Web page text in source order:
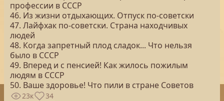
профессии в СССР
46. Из жизни отдыхающих. Отпуск по-советски
47. Лайфхак по-советски. Страна находчивых
людей
48. Когда запретный плод сладок... Что нельзя
было в СССР
49. Вперед и с пенсией! Как жилось пожилым
людям в СССР
50. Ваше здоровье! Что пили в стране Советов
23к 34